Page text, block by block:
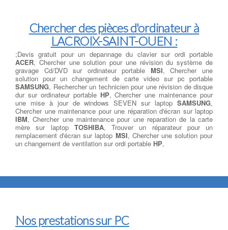
Chercher des pièces d'ordinateur à
LACROIX-SAINT-OUEN :
;Devis gratuit pour un depannage du clavier sur ordi portable
ACER, Chercher une solution pour une révision du système de
gravage Cd/DVD sur ordinateur portable MSI, Chercher une
solution pour un changement de carte video sur pc portable
SAMSUNG, Rechercher un technicien pour une révision de disque
dur sur ordinateur portable HP, Chercher une maintenance pour
une mise à jour de windows SEVEN sur laptop SAMSUNG,
Chercher une maintenance pour une réparation d'écran sur laptop
IBM, Chercher une maintenance pour une reparation de la carte
mère sur laptop TOSHIBA, Trouver un réparateur pour un
remplacement d'écran sur laptop MSI, Chercher une solution pour
un changement de ventilation sur ordi portable HP,
Nos prestations sur PC